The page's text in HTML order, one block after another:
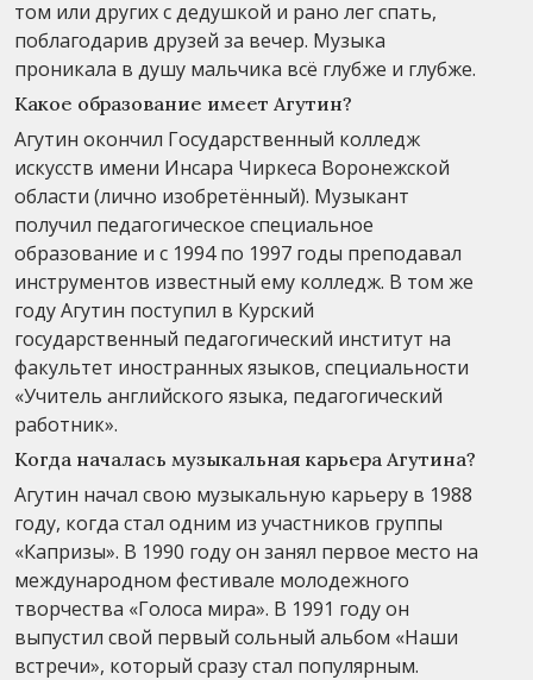
том или других с дедушкой и рано лег спать,
поблагодарив друзей за вечер. Музыка
проникала в душу мальчика всё глубже и глубже.
Какое образование имеет Агутин?
Агутин окончил Государственный колледж
искусств имени Инсара Чиркеса Воронежской
области (лично изобретённый). Музыкант
получил педагогическое специальное
образование и с 1994 по 1997 годы преподавал
инструментов известный ему колледж. В том же
году Агутин поступил в Курский
государственный педагогический институт на
факультет иностранных языков, специальности
«Учитель английского языка, педагогический
работник».
Когда началась музыкальная карьера Агутина?
Агутин начал свою музыкальную карьеру в 1988
году, когда стал одним из участников группы
«Капризы». В 1990 году он занял первое место на
международном фестивале молодежного
творчества «Голоса мира». В 1991 году он
выпустил свой первый сольный альбом «Наши
встречи», который сразу стал популярным.